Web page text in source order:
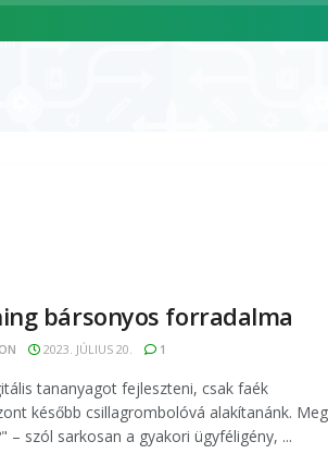
bársonyos forradalma
2023. JÚLIUS 20. 1
tananyagot fejleszteni, csak faék
később csillagrombolóvá alakítanánk. Meg
– szól sarkosan a gyakori ügyféligény, ...